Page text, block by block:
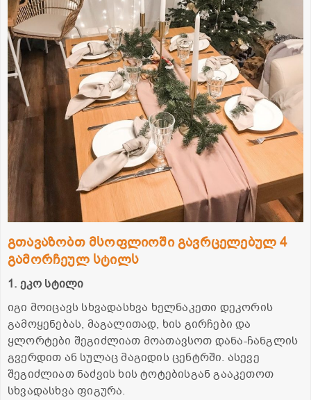
გთავაზობთ მსოფლიოში გავრცელებულ 4
გამორჩეულ სტილს
1. ეკო სტილი
იგი მოიცავს სხვადასხვა ხელნაკეთი დეკორის
გამოყენებას, მაგალითად, ხის გირჩები და
ყლორტები შეგიძლიათ მოათავსოთ დანა-ჩანგლის
გვერდით ან სულაც მაგიდის ცენტრში. ასევე
შეგიძლიათ ნაძვის ხის ტოტებისგან გააკეთოთ
სხვადასხვა ფიგურა.